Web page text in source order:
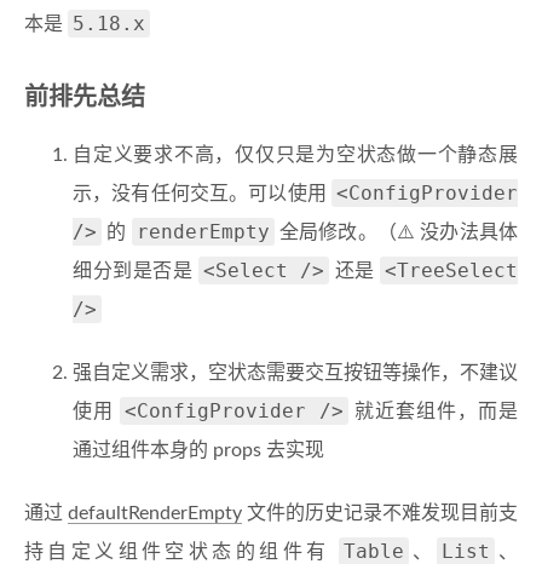
本是
5.18.x
前排先总结
自定义要求不高，仅仅只是为空状态做一个静态展
示，没有任何交互。可以使用
<ConfigProvider
/>
的 renderEmpty 全局修改。（⚠️ 没办法具体
细分到是否是
<Select /> 还是
<TreeSelect
/>
强自定义需求，空状态需要交互按钮等操作，不建议
使用
<ConfigProvider />
就近套组件，而是
通过组件本身的 props 去实现
通过 defaultRenderEmpty 文件的历史记录不难发现目前支
持自定义组件空状态的组件有
Table 、 List 、